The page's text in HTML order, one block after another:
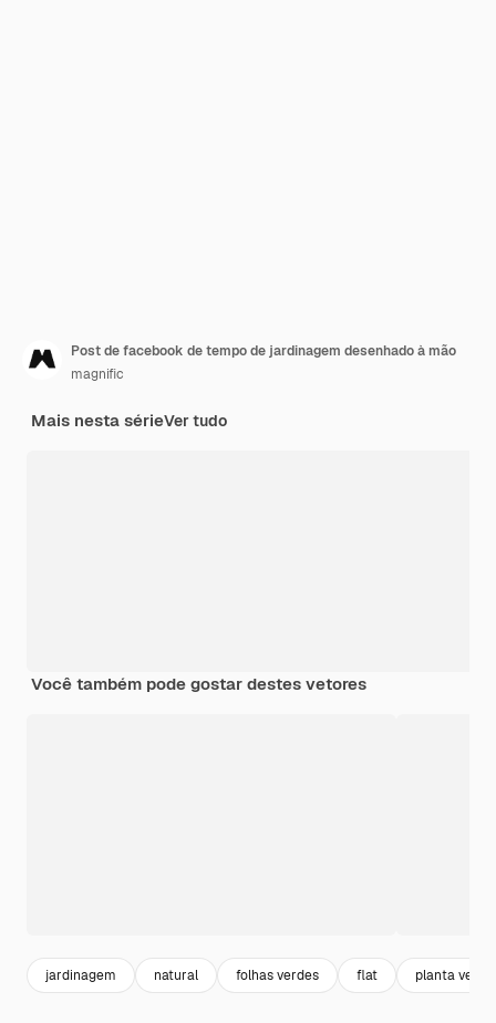
Post de facebook de tempo de jardinagem desenhado à mão
magnific
Mais nesta sérieVer tudo
Você também pode gostar destes vetores
jardinagem natural folhas verdes flat planta verde